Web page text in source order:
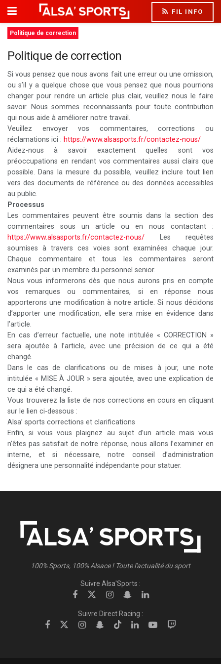
FIL INFO
Politique de correction
Politique de correction
Si vous pensez que nous avons fait une erreur ou une omission,
ou s’il y a quelque chose que vous pensez que nous pourrions
changer pour rendre un article plus clair, veuillez nous le faire
savoir. Nous sommes reconnaissants pour toute contribution
qui nous aide à améliorer notre travail.
Veuillez envoyer vos commentaires, corrections ou
réclamations ici : https://www.alsasports.fr/contactez-nous/
Aidez-nous à savoir exactement quelles sont vos
préoccupations en rendant vos commentaires aussi clairs que
possible. Dans la mesure du possible, veuillez inclure tout lien
vers des documents de référence ou des données accessibles
au public.
Processus
Les commentaires peuvent être soumis dans la section des
commentaires sous un article ou en nous contactant :
https://www.alsasports.fr/contactez-nous/ Les requêtes
soumises à travers ces voies sont examinées chaque jour.
Chaque commentaire et tous les commentaires seront
examinés par un membre du personnel senior.
Nous vous informerons dès que nous aurons pris en compte
vos remarques ou commentaires, si en réponse nous
apporterons une modification à notre article. Si nous décidons
d’apporter une modification, elle sera mise en évidence dans
l’article.
En cas d’erreur factuelle, une note intitulée « CORRECTION »
sera ajoutée à l’article, avec une précision de ce qui a été
changé.
Dans le cas de clarifications ou de mises à jour, une note
intitulée « MISE À JOUR » sera ajoutée, avec une explication de
ce qui a été changé.
Vous trouverez la liste de nos corrections en cours en cliquant
sur le lien ci-dessous :
Alsa’ sports corrections et clarifications
Enfin, si vous vous plaignez au sujet d’un article mais vous
n’êtes pas satisfait de notre réponse, nous allons l’examiner en
interne, et si nécessaire, notre conseil d’administration
désignera une personnalité indépendante pour statuer.
100% Sports, 100% Alsace ! Toute l'actualité du sport
Suivre Alsa'Sports :
Suivre Direct Racing :